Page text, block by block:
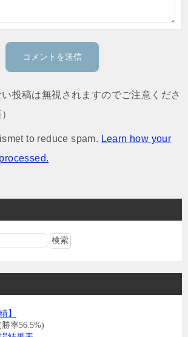
投稿は無視されますのでご注意くださ
to reduce spam. Learn how your
】
率56.5%)